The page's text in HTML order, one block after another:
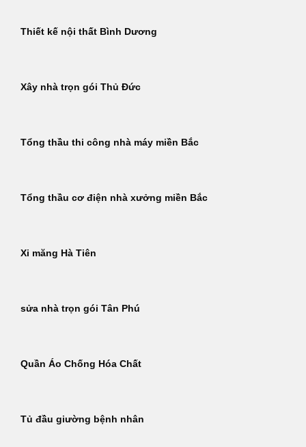
Thiết kế nội thất Bình Dương
Xây nhà trọn gói Thủ Đức
Tổng thầu thi công nhà máy miền Bắc
Tổng thầu cơ điện nhà xưởng miền Bắc
Xi măng Hà Tiên
sửa nhà trọn gói Tân Phú
Quần Áo Chống Hóa Chất
Tủ đầu giường bệnh nhân